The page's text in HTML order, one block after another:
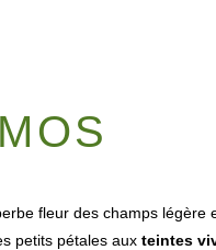
fleur des champs légère
petits pétales aux teintes